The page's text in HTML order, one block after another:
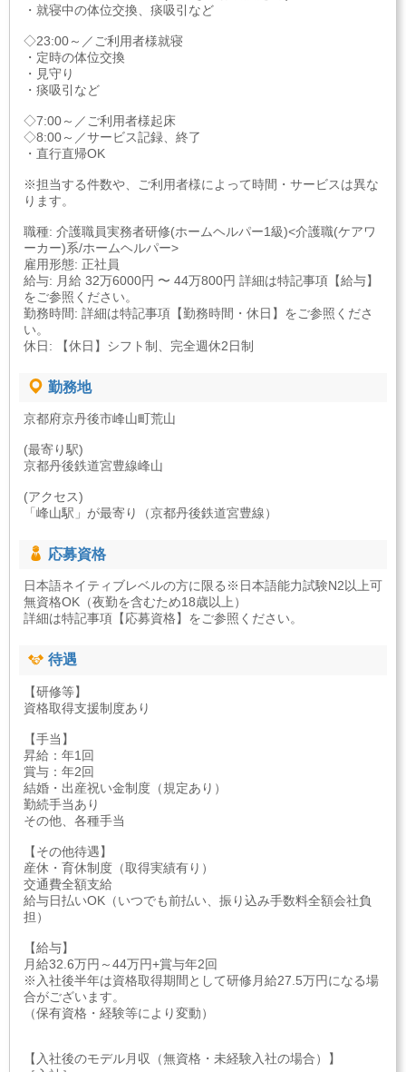
・就寝中の体位交換、痰吸引など
◇23:00～／ご利用者様就寝
・定時の体位交換
・見守り
・痰吸引など
◇7:00～／ご利用者様起床
◇8:00～／サービス記録、終了
・直行直帰OK
※担当する件数や、ご利用者様によって時間・サービスは異な
ります。
職種: 介護職員実務者研修(ホームヘルパー1級)<介護職(ケアワ
ーカー)系/ホームヘルパー>
雇用形態: 正社員
給与: 月給 32万6000円 〜 44万800円 詳細は特記事項【給与】
をご参照ください。
勤務時間: 詳細は特記事項【勤務時間・休日】をご参照くださ
い。
休日: 【休日】シフト制、完全週休2日制
勤務地
京都府京丹後市峰山町荒山
(最寄り駅)
京都丹後鉄道宮豊線峰山
(アクセス)
「峰山駅」が最寄り（京都丹後鉄道宮豊線）
応募資格
日本語ネイティブレベルの方に限る※日本語能力試験N2以上可
無資格OK（夜勤を含むため18歳以上）
詳細は特記事項【応募資格】をご参照ください。
待遇
【研修等】
資格取得支援制度あり
【手当】
昇給：年1回
賞与：年2回
結婚・出産祝い金制度（規定あり）
勤続手当あり
その他、各種手当
【その他待遇】
産休・育休制度（取得実績有り）
交通費全額支給
給与日払いOK（いつでも前払い、振り込み手数料全額会社負
担）
【給与】
月給32.6万円～44万円+賞与年2回
※入社後半年は資格取得期間として研修月給27.5万円になる場
合がございます。
（保有資格・経験等により変動）
【入社後のモデル月収（無資格・未経験入社の場合）】